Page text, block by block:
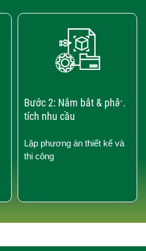
Bước 2: Nắm bắt & phân
tích nhu cầu
Lập phương án thiết kế và
thi công
›